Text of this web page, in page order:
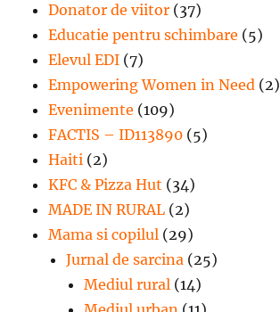
Donator de viitor (37)
Educatie pentru schimbare (5)
Elevul EDI (7)
Empowering Women in Need (2)
Evenimente (109)
FACTIS – ID113890 (5)
Haiti (2)
KFC & Pizza Hut (34)
MADE IN RURAL (2)
Mama si copilul (29)
Jurnal de sarcina (25)
Mediul rural (14)